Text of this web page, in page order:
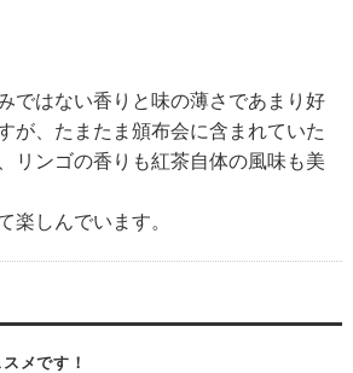
ではない香りと味の薄さであまり好
が、たまたま頒布会に含まれていた
リンゴの香りも紅茶自体の風味も美
楽しんでいます。
メです！